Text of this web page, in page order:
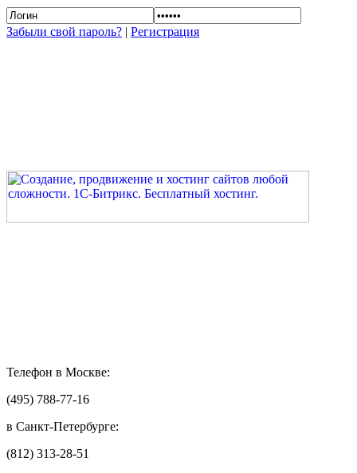
Забыли свой пароль? | Регистрация
Телефон в Москве:
(495) 788-77-16
в Санкт-Петербурге:
(812) 313-28-51